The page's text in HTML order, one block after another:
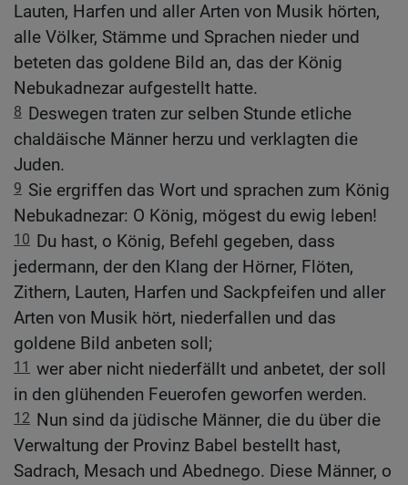
Lauten, Harfen und aller Arten von Musik hörten,
alle Völker, Stämme und Sprachen nieder und
beteten das goldene Bild an, das der König
Nebukadnezar aufgestellt hatte.
8 Deswegen traten zur selben Stunde etliche
chaldäische Männer herzu und verklagten die
Juden.
9 Sie ergriffen das Wort und sprachen zum König
Nebukadnezar: O König, mögest du ewig leben!
10 Du hast, o König, Befehl gegeben, dass
jedermann, der den Klang der Hörner, Flöten,
Zithern, Lauten, Harfen und Sackpfeifen und aller
Arten von Musik hört, niederfallen und das
goldene Bild anbeten soll;
11 wer aber nicht niederfällt und anbetet, der soll
in den glühenden Feuerofen geworfen werden.
12 Nun sind da jüdische Männer, die du über die
Verwaltung der Provinz Babel bestellt hast,
Sadrach, Mesach und Abednego. Diese Männer, o